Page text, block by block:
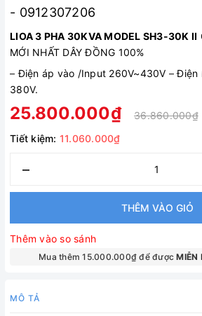
- 0912307206
LIOA 3 PHA 30KVA MODEL SH3-30K II
MỚI NHẤT DÂY ĐỒNG 100%
–Điện áp vào /Input 260V~430V –Điện
380V.
25.800.000₫
36.860.000₫
Tiết kiệm: 11.060.000₫
–
THÊM VÀO GIỎ
Thêm vào so sánh
Mua thêm 15.000.000₫ để đượcMIỄN
MÔ TẢ